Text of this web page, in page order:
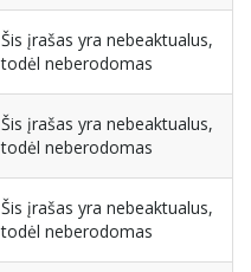
Šis įrašas yra nebeaktualus,
todėl neberodomas
Šis įrašas yra nebeaktualus,
todėl neberodomas
Šis įrašas yra nebeaktualus,
todėl neberodomas